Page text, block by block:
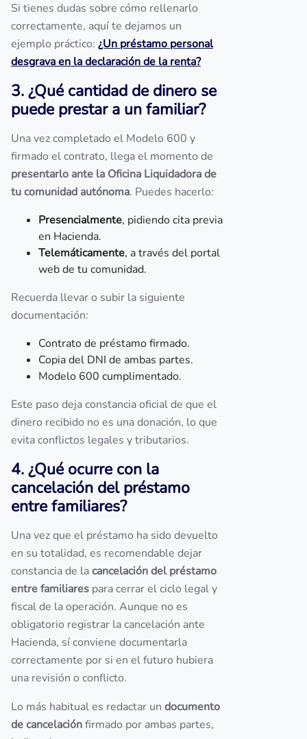
Si tienes dudas sobre cómo rellenarlo
correctamente, aquí te dejamos un
ejemplo práctico: ¿Un préstamo personal
desgrava en la declaración de la renta?
3. ¿Qué cantidad de dinero se
puede prestar a un familiar?
Una vez completado el Modelo 600 y
firmado el contrato, llega el momento de
presentarlo ante la Oficina Liquidadora de
tu comunidad autónoma. Puedes hacerlo:
Presencialmente, pidiendo cita previa
en Hacienda.
Telemáticamente, a través del portal
web de tu comunidad.
Recuerda llevar o subir la siguiente
documentación:
Contrato de préstamo firmado.
Copia del DNI de ambas partes.
Modelo 600 cumplimentado.
Este paso deja constancia oficial de que el
dinero recibido no es una donación, lo que
evita conflictos legales y tributarios.
4. ¿Qué ocurre con la
cancelación del préstamo
entre familiares?
Una vez que el préstamo ha sido devuelto
en su totalidad, es recomendable dejar
constancia de lacancelación del préstamo
entre familiares para cerrar el ciclo legal y
fiscal de la operación. Aunque no es
obligatorio registrar la cancelación ante
Hacienda, sí conviene documentarla
correctamente por si en el futuro hubiera
una revisión o conflicto.
Lo más habitual es redactar un documento
de cancelaciónfirmado por ambas partes,